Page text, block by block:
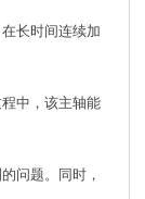
长时间连续加
中，该主轴能
问题。同时，